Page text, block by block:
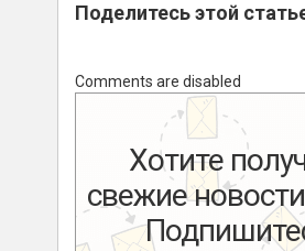
Поделитесь этой
Comments are disabled
Хотите
свежие